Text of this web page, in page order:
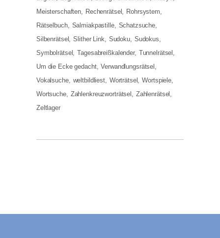
Meisterschaften
Rechenrätsel
Rohrsystem
Rätselbuch
Salmiakpastille
Schatzsuche
Silbenrätsel
Slither Link Sudoku
Sudokus
Symbolrätsel
Tagesabreißkalender
Tunnelrätsel
Um die Ecke gedacht Verwandlungsrätsel
Vokalsuche
weltbildliest Worträtsel
Wortspiele
Wortsuche
Zahlenkreuzworträtsel
Zahlenrätsel
Zeltlager